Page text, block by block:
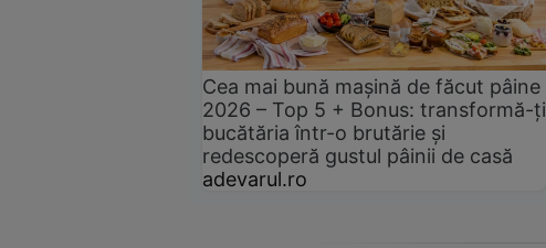
Cea mai bună mașină de făcut pâine
2026 – Top 5 + Bonus: transformă-ți
bucătăria într-o brutărie și
redescoperă gustul pâinii de casă
adevarul.ro